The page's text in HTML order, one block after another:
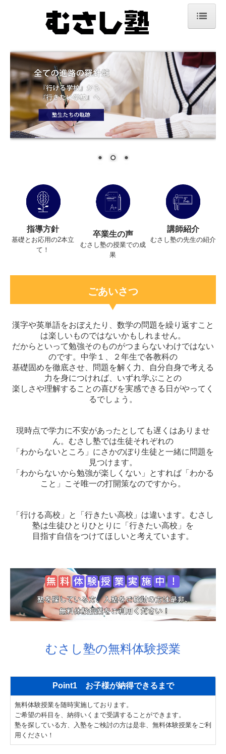
体験入塾
指導方針
よくある質問
その他の事務規定
塾生たちの軌跡
卒業生から
合格実績
指導方針
基礎とお応用の2本立
て！
卒業生の声
むさし塾の授業での成
果
講師紹介
むさし塾の先生の紹介
ごあいさつ
漢字や英単語をおぼえたり、数学の問題を繰り返すこと
は楽しいものではないかもしれません。
だからといって勉強そのものがつまらないわけではない
のです。中学１、２年生で各教科の
基礎固めを徹底させ、問題を解く力、自分自身で考える
力を身につければ、いずれ学ぶことの
楽しさや理解することの喜びを実感できる日がやってく
るでしょう。
現時点で学力に不安があったとしても遅くはありませ
ん。むさし塾では生徒それぞれの
「わからないところ」にさかのぼり生徒と一緒に問題を
見つけます。
「わからないから勉強が楽しくない」とすれば「わかる
こと」こそ唯一の打開策なのですから。
「行ける高校」と「行きたい高校」は違います。むさし
塾は生徒ひとりひとりに「行きたい高校」を
目指す自信をつけてほしいと考えています。
むさし塾の無料体験授業
Point1 お子様が納得できるまで
無料体験授業を随時実施しております。
ご希望の科目を、納得いくまで受講することができます。
塾を探している方、入塾をご検討の方は是非、無料体験授業をご利
用ください！